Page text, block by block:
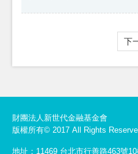
下
財團法人新世代金融基金會
版權所有© 2017 All Rights
地址：11469 台北市行善路463號